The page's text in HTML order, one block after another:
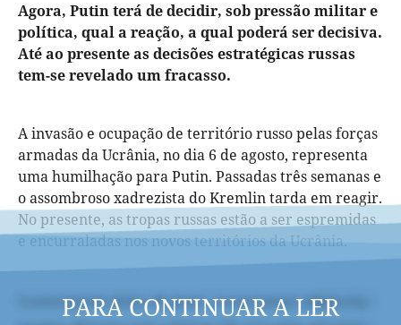
Agora, Putin terá de decidir, sob pressão militar e
política, qual a reação, a qual poderá ser decisiva.
Até ao presente as decisões estratégicas russas
tem-se revelado um fracasso.
A invasão e ocupação de território russo pelas forças
armadas da Ucrânia, no dia 6 de agosto, representa
uma humilhação para Putin. Passadas três semanas e
o assombroso xadrezista do Kremlin tarda em reagir.
No presente, as tropas russas estão a ser espremidas
e encurraladas nos novos territórios da Ucrânia.
PARA CONTINUAR A LER